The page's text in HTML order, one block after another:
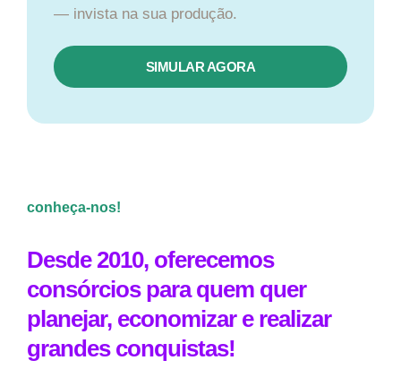
— invista na sua produção.
SIMULAR AGORA
conheça-nos!
Desde 2010, oferecemos
consórcios para quem quer
planejar, economizar e realizar
grandes conquistas!